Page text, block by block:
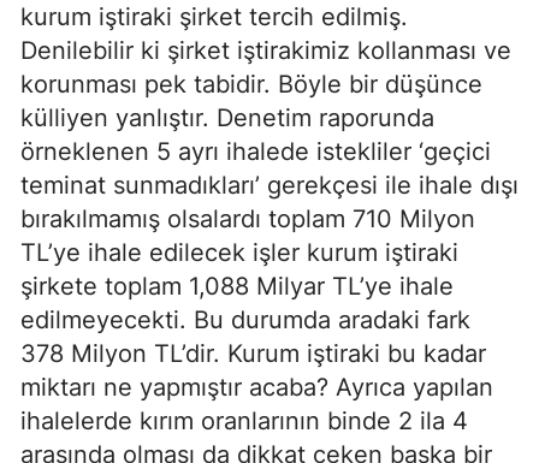
kurum iştiraki şirket tercih edilmiş.
Denilebilir ki şirket iştirakimiz kollanması ve
korunması pek tabidir. Böyle bir düşünce
külliyen yanlıştır. Denetim raporunda
örneklenen 5 ayrı ihalede istekliler ‘geçici
teminat sunmadıkları’ gerekçesi ile ihale dışı
bırakılmamış olsalardı toplam 710 Milyon
TL’ye ihale edilecek işler kurum iştiraki
şirkete toplam 1,088 Milyar TL’ye ihale
edilmeyecekti. Bu durumda aradaki fark
378 Milyon TL’dir. Kurum iştiraki bu kadar
miktarı ne yapmıştır acaba? Ayrıca yapılan
ihalelerde kırım oranlarının binde 2 ila 4
arasında olması da dikkat çeken başka bir